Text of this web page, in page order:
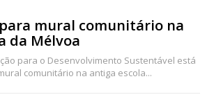
mural comunitário na
da Mélvoa
para o Desenvolvimento Sustentável está
comunitário na antiga escola...